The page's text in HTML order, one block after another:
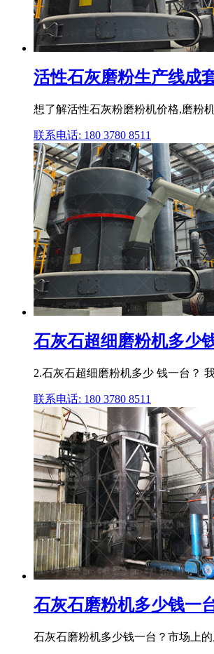
活性石灰磨粉生产线成
想了解活性石灰粉磨粉机价格,磨粉
联系电话: 180 3780 8511
石灰石超细磨粉机多少
2.石灰石超细磨粉机多少 钱一台？
联系电话: 180 3780 8511
石灰石磨粉机多少钱一
石灰石磨粉机多少钱一台？市场上